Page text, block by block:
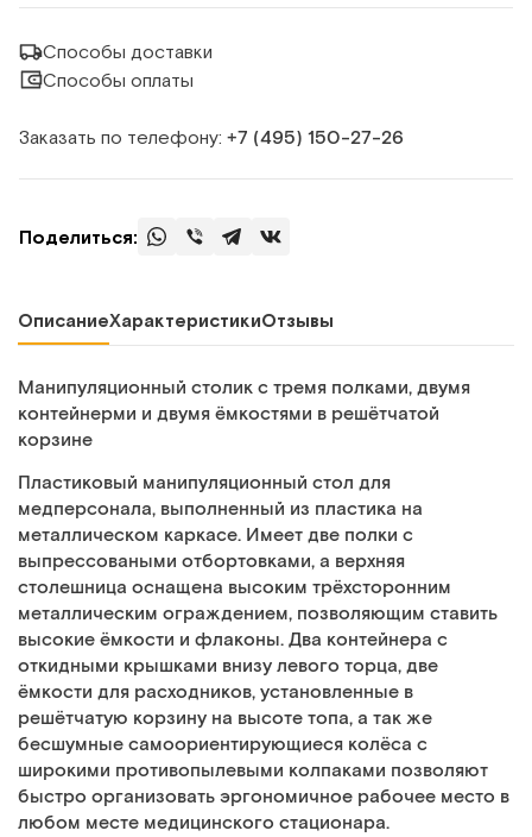
Способы доставки
Способы оплаты
Заказать по телефону: +7 (495) 150‑27‑26
Поделиться:
ОписаниеХарактеристикиОтзывы
Манипуляционный столик с тремя полками, двумя
контейнерми и двумя ёмкостями в решётчатой
корзине
Пластиковый манипуляционный стол для
медперсонала, выполненный из пластика на
металлическом каркасе. Имеет две полки с
выпрессоваными отбортовками, а верхняя
столешница оснащена высоким трёхсторонним
металлическим ограждением, позволяющим ставить
высокие ёмкости и флаконы. Два контейнера с
откидными крышками внизу левого торца, две
ёмкости для расходников, установленные в
решётчатую корзину на высоте топа, а так же
бесшумные самоориентирующиеся колёса с
широкими противопылевыми колпаками позволяют
быстро организовать эргономичное рабочее место в
любом месте медицинского стационара.